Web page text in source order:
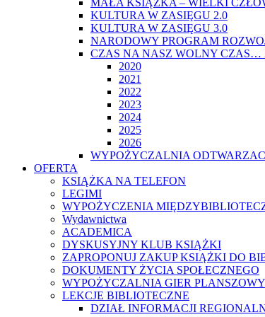
MAŁA KSIĄŻKA – WIELKI
KULTURA W ZASIĘGU 2.0
KULTURA W ZASIĘGU 3.0
NARODOWY PROGRAM
CZAS NA NASZ WOLNY
2020
2021
2022
2023
2024
2025
2026
WYPOŻYCZALNIA
OFERTA
KSIĄŻKA NA TELEFON
LEGIMI
WYPOŻYCZENIA
Wydawnictwa
ACADEMICA
DYSKUSYJNY KLUB KSIĄŻKI
ZAPROPONUJ ZAKUP KSIĄŻKI DO
DOKUMENTY ŻYCIA SPOŁECZNEGO
WYPOŻYCZALNIA GIER
LEKCJE BIBLIOTECZNE
DZIAŁ INFORMACJI